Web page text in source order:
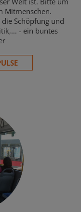
Mitmenschen.
Schöpfung und
- ein buntes